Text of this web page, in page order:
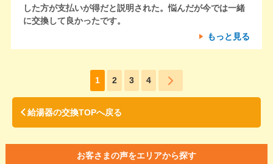
した方が支払いが得だと説明された。悩んだが今では一緒
に交換して良かったです。
もっと見る
1 2 3 4
給湯器の交換TOPへ戻る
お客さまの声をエリアから探す